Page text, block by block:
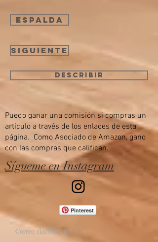
espalda
Siguiente
Describir
Puedo ganar una comisión si compras un
artículo a través de los enlaces de esta
página. Como Asociado de Amazon, gano
con las compras que califican.
Sígueme en Instagram
Pinterest